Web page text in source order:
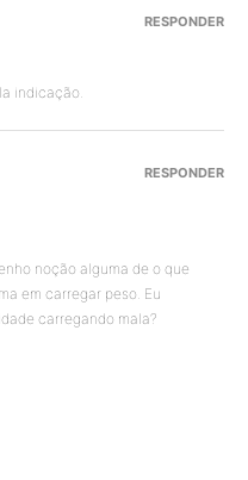
indicação.
RESPONDER
noção alguma de o que
em carregar peso. Eu
carregando mala?
RESPONDER